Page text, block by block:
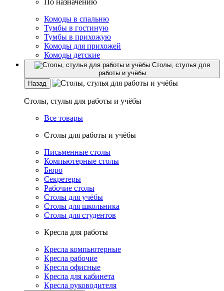
По назначению
Комоды в спальню
Тумбы в гостиную
Тумбы в прихожую
Комоды для прихожей
Комоды детские
Столы, стулья для
работы и учёбы
Назад
Столы, стулья для работы и учёбы
Все товары
Столы для работы и учёбы
Письменные столы
Компьютерные столы
Бюро
Секретеры
Рабочие столы
Столы для учёбы
Столы для школьника
Столы для студентов
Кресла для работы
Кресла компьютерные
Кресла рабочие
Кресла офисные
Кресла для кабинета
Кресла руководителя